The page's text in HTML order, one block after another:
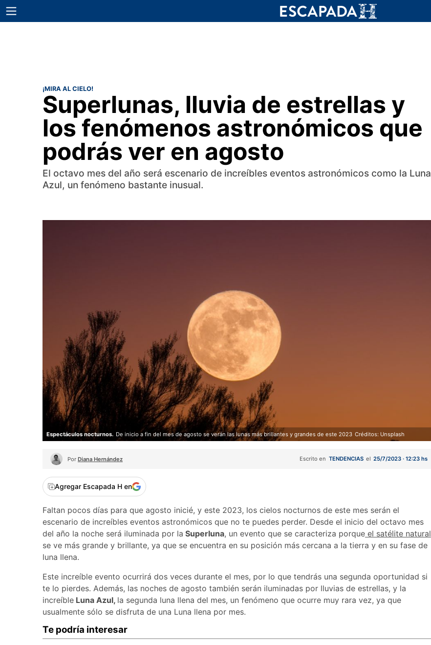
¡MIRA AL CIELO!
Superlunas, lluvia de estrellas y
los fenómenos astronómicos que
podrás ver en agosto
El octavo mes del año será escenario de increíbles eventos astronómicos como la Luna
Azul, un fenómeno bastante inusual.
Espectáculos nocturnos. De inicio a fin del mes de agosto se verán las lunas más brillantes y grandes de este 2023 Créditos: Unsplash
Por Diana Hernández Escrito en TENDENCIAS el 25/7/2023 · 12:23 hs
Agregar Escapada H en
Faltan pocos días para que agosto inicié, y este 2023, los cielos nocturnos de este mes serán el
escenario de increíbles eventos astronómicos que no te puedes perder. Desde el inicio del octavo mes
del año la noche será iluminada por la Superluna, un evento que se caracteriza porque el satélite natural
se ve más grande y brillante, ya que se encuentra en su posición más cercana a la tierra y en su fase de
luna llena.
Este increíble evento ocurrirá dos veces durante el mes, por lo que tendrás una segunda oportunidad si
te lo pierdes. Además, las noches de agosto también serán iluminadas por lluvias de estrellas, y la
increíble Luna Azul, la segunda luna llena del mes, un fenómeno que ocurre muy rara vez, ya que
usualmente sólo se disfruta de una Luna llena por mes.
Te podría interesar